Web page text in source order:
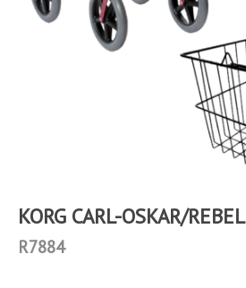
KORG CARL-OSKAR/REBEL
R7884